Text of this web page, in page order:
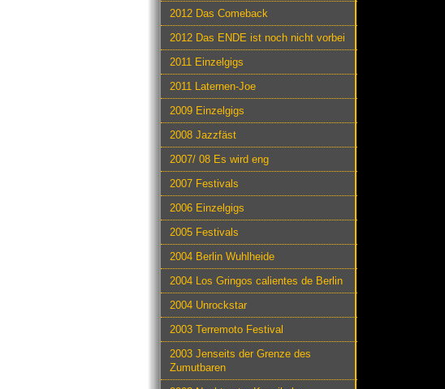
2012 Das Comeback
2012 Das ENDE ist noch nicht vorbei
2011 Einzelgigs
2011 Laternen-Joe
2009 Einzelgigs
2008 Jazzfäst
2007/ 08 Es wird eng
2007 Festivals
2006 Einzelgigs
2005 Festivals
2004 Berlin Wuhlheide
2004 Los Gringos calientes de Berlin
2004 Unrockstar
2003 Terremoto Festival
2003 Jenseits der Grenze des
Zumutbaren